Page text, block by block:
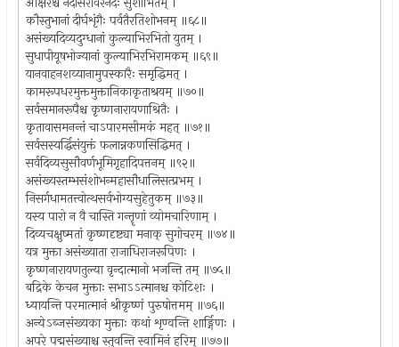
कौस्तुभानां दीर्घशृंगैः पर्वतैरतिशोभनम् ॥६८॥
असंख्यदिव्यदुग्धानां कुल्याभिरभितो युतम् ।
सुधापीयूषभोज्यानां कुल्याभिरभिरामकम् ॥६९॥
यानवाहनशय्यानामुपस्कारैः समृद्धिमत् ।
कामरूपधरमुक्तमुक्तानिकाकृताश्रयम् ॥७०॥
सर्वसमानरूपैश्च कृष्णनारायणाश्रितैः ।
कृतावासमनन्तं चाऽपारमसीमकं महत् ॥७१॥
सर्वसस्यर्द्धिसंयुक्तं फलान्नकणसिद्धिमत् ।
सर्वदिव्यसुसौवर्णभूमिगृहादिपत्तनम् ॥९२॥
असंख्यस्तम्भसंशोभन्महासौधालिसत्प्रभम् ।
निसर्गधामतत्त्वोत्थसर्वभोग्यसुहेतुकम् ॥७३॥
यस्य पारो न वै चास्ति गन्तॄणां व्योमचारिणाम् ।
दिव्यचक्षुष्मतां कृष्णदृष्ट्या मनाक् सुगोचरम् ॥७४॥
यत्र मुक्ता असंख्याता राजाधिराजरूपिणः ।
कृष्णनारायणतुल्या वृन्दात्मानो भजन्ति तम् ॥७५॥
बद्रिके केचन मुक्ताः सभाऽऽत्मानश्च कोटिशः ।
ध्यायन्ति परमात्मानं श्रीकृष्णं पुरुषोत्तमम् ॥७६॥
अन्येऽब्जसंख्यका मुक्ताः कथां शृण्वन्ति शार्ङ्गिणः ।
अपरे पद्मसंख्याश्च स्तुवन्ति स्वामिनं हरिम् ॥७७॥